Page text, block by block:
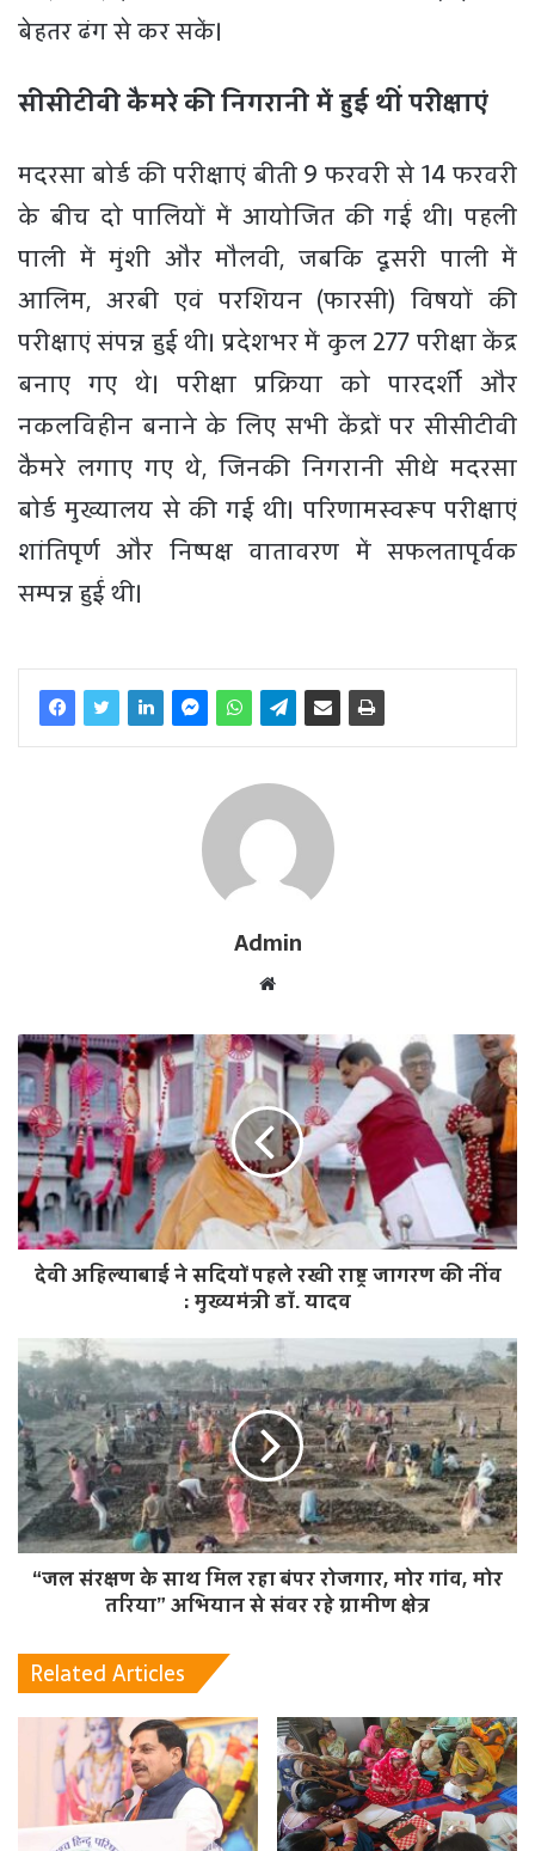
बेहतर ढंग से कर सकें।
सीसीटीवी कैमरे की निगरानी में हुई थीं परीक्षाएं
मदरसा बोर्ड की परीक्षाएं बीती 9 फरवरी से 14 फरवरी
के बीच दो पालियों में आयोजित की गईं थी। पहली
पाली में मुंशी और मौलवी, जबकि दूसरी पाली में
आलिम, अरबी एवं परशियन (फारसी) विषयों की
परीक्षाएं संपन्न हुई थी। प्रदेशभर में कुल 277 परीक्षा केंद्र
बनाए गए थे। परीक्षा प्रक्रिया को पारदर्शी और
नकलविहीन बनाने के लिए सभी केंद्रों पर सीसीटीवी
कैमरे लगाए गए थे, जिनकी निगरानी सीधे मदरसा
बोर्ड मुख्यालय से की गई थी। परिणामस्वरूप परीक्षाएं
शांतिपूर्ण और निष्पक्ष वातावरण में सफलतापूर्वक
सम्पन्न हुईं थी।
Admin
b
s
i
t
e
देवी अहिल्याबाई ने सदियों पहले रखी राष्ट्र जागरण की नींव
: मुख्यमंत्री डॉ. यादव
“जल संरक्षण के साथ मिल रहा बंपर रोजगार, मोर गांव, मोर
तरिया” अभियान से संवर रहे ग्रामीण क्षेत्र
Related Articles